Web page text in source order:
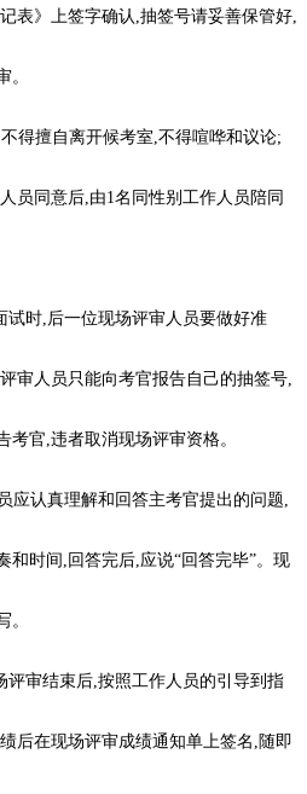
表》上签字确认,抽签号请妥善保管好,
。
得擅自离开候考室,不得喧哗和议论;
员同意后,由1名同性别工作人员陪同
试时,后一位现场评审人员要做好准
审人员只能向考官报告自己的抽签号,
官,违者取消现场评审资格。
应认真理解和回答主考官提出的问题,
和时间,回答完后,应说“回答完毕”。现
。
评审结束后,按照工作人员的引导到指
后在现场评审成绩通知单上签名,随即